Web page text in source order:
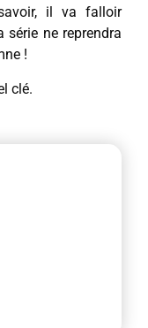
il va falloir
série ne reprendra
!
clé.